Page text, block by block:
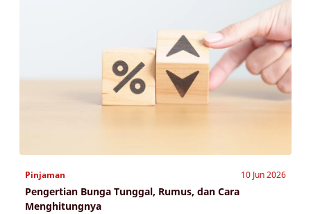
Pinjaman 10 Jun 2026
Pengertian Bunga Tunggal, Rumus, dan Cara
Menghitungnya